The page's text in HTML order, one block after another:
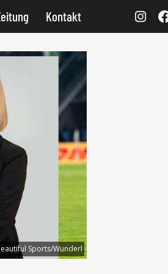
Kontakt
Sports/Wunderl